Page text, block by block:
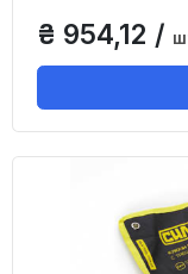
₴ 954,12 /